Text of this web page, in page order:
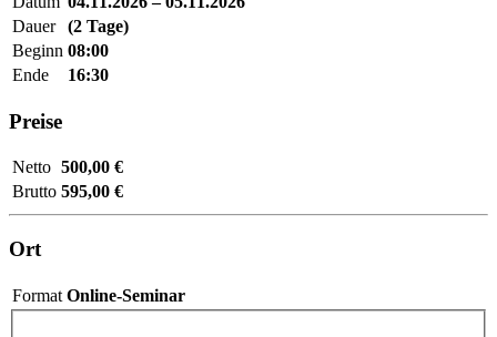
Dauer
(2 Tage)
Beginn 08:00
Ende
16:30
Preise
Netto 500,00 €
Brutto 595,00 €
Ort
Format Online-Seminar